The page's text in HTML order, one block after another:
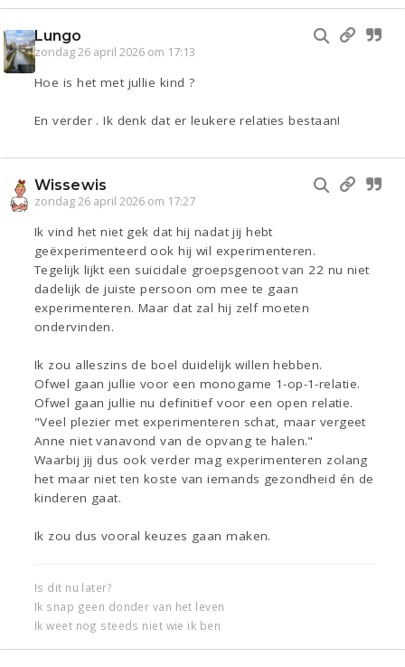
Lungo
zondag 26 april 2026 om 17:13
Hoe is het met jullie kind ?
En verder . Ik denk dat er leukere relaties bestaan!
Wissewis
zondag 26 april 2026 om 17:27
Ik vind het niet gek dat hij nadat jij hebt
geëxperimenteerd ook hij wil experimenteren.
Tegelijk lijkt een suicidale groepsgenoot van 22 nu niet
dadelijk de juiste persoon om mee te gaan
experimenteren. Maar dat zal hij zelf moeten
ondervinden.
Ik zou alleszins de boel duidelijk willen hebben.
Ofwel gaan jullie voor een monogame 1-op-1-relatie.
Ofwel gaan jullie nu definitief voor een open relatie.
"Veel plezier met experimenteren schat, maar vergeet
Anne niet vanavond van de opvang te halen."
Waarbij jij dus ook verder mag experimenteren zolang
het maar niet ten koste van iemands gezondheid én de
kinderen gaat.
Ik zou dus vooral keuzes gaan maken.
Is dit nu later?
Ik snap geen donder van het leven
Ik weet nog steeds niet wie ik ben